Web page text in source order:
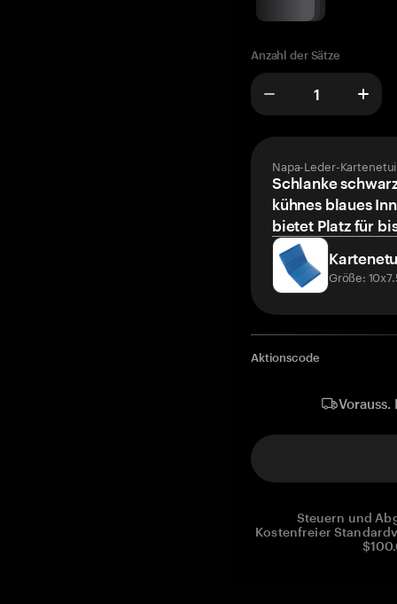
Anzahl der Sätze
Napa-Leder-
Schlanke
kühnes blaues
bietet Platz für
Größe:
Aktionscode
Steuern und
Kostenfreier